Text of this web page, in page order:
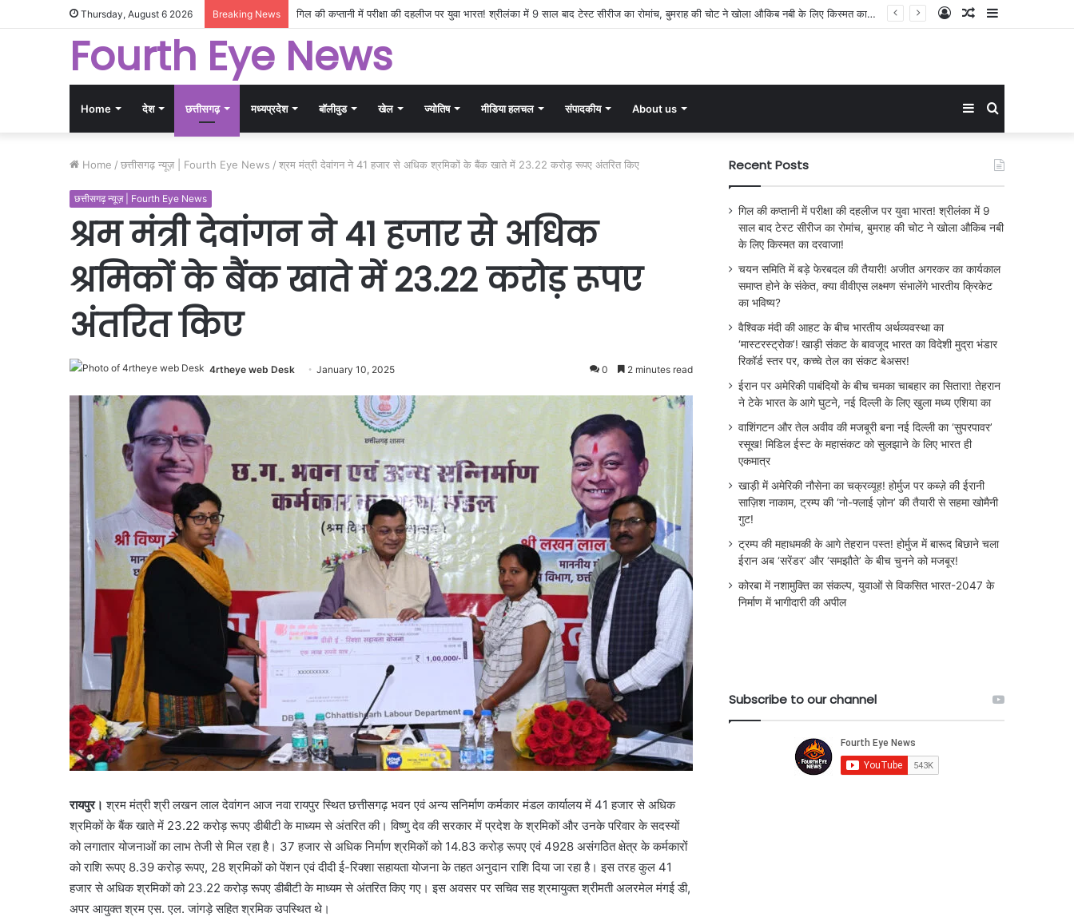
Thursday, August 6 2026 Breaking News चयन समिति में बड़े फेरबदल की तैयारी! अजीत अगरकर का कार्यकाल समाप्त होने के संकेत, क्या वीवीएस लक्ष्मण संभालेंगे भारतीय क्रिकेट का भविष्य? Sidebar
Random
Log
Fourth Eye News
Home देश छत्तीसगढ़ मध्यप्रदेश बॉलीवुड खेल ज्योतिष मीडिया हलचल संपादकीय About us Search
for
Sidebar
Home / छत्तीसगढ़ न्यूज़ | Fourth Eye News / श्रम मंत्री देवांगन ने 41 हजार से अधिक श्रमिकों के बैंक खाते में 23.22 करोड़ रूपए अंतरित किए
छत्तीसगढ़ न्यूज़ | Fourth Eye News
श्रम मंत्री देवांगन ने 41 हजार से अधिक
श्रमिकों के बैंक खाते में 23.22 करोड़ रूपए
अंतरित किए
4rtheye web Desk January 10, 2025 0 2 minutes read
रायपुर।श्रम मंत्री श्री लखन लाल देवांगन आज नवा रायपुर स्थित छत्तीसगढ़ भवन एवं अन्य सनिर्माण कर्मकार मंडल कार्यालय में 41 हजार से अधिक
श्रमिकों के बैंक खाते में 23.22 करोड़ रूपए डीबीटी के माध्यम से अंतरित की। विष्णु देव की सरकार में प्रदेश के श्रमिकों और उनके परिवार के सदस्यों
को लगातार योजनाओं का लाभ तेजी से मिल रहा है। 37 हजार से अधिक निर्माण श्रमिकों को 14.83 करोड़ रूपए एवं 4928 असंगठित क्षेत्र के कर्मकारों
को राशि रूपए 8.39 करोड़ रूपए, 28 श्रमिकों को पेंशन एवं दीदी ई-रिक्शा सहायता योजना के तहत अनुदान राशि दिया जा रहा है। इस तरह कुल 41
हजार से अधिक श्रमिकों को 23.22 करोड़ रूपए डीबीटी के माध्यम से अंतरित किए गए। इस अवसर पर सचिव सह श्रमायुक्त श्रीमती अलरमेल मंगई डी,
अपर आयुक्त श्रम एस. एल. जांगड़े सहित श्रमिक उपस्थित थे।
Recent Posts
गिल की कप्तानी में परीक्षा की दहलीज पर युवा भारत! श्रीलंका में 9
साल बाद टेस्ट सीरीज का रोमांच, बुमराह की चोट ने खोला औकिब नबी
के लिए किस्मत का दरवाजा!
चयन समिति में बड़े फेरबदल की तैयारी! अजीत अगरकर का कार्यकाल
समाप्त होने के संकेत, क्या वीवीएस लक्ष्मण संभालेंगे भारतीय क्रिकेट
का भविष्य?
वैश्विक मंदी की आहट के बीच भारतीय अर्थव्यवस्था का
‘मास्टरस्ट्रोक’! खाड़ी संकट के बावजूद भारत का विदेशी मुद्रा भंडार
रिकॉर्ड स्तर पर, कच्चे तेल का संकट बेअसर!
ईरान पर अमेरिकी पाबंदियों के बीच चमका चाबहार का सितारा! तेहरान
ने टेके भारत के आगे घुटने, नई दिल्ली के लिए खुला मध्य एशिया का
वाशिंगटन और तेल अवीव की मजबूरी बना नई दिल्ली का ‘सुपरपावर’
रसूख! मिडिल ईस्ट के महासंकट को सुलझाने के लिए भारत ही
एकमात्र
खाड़ी में अमेरिकी नौसेना का चक्रव्यूह! होर्मुज पर कब्ज़े की ईरानी
साज़िश नाकाम, ट्रम्प की ‘नो-फ्लाई ज़ोन’ की तैयारी से सहमा खोमैनी
गुट!
ट्रम्प की महाधमकी के आगे तेहरान पस्त! होर्मुज में बारूद बिछाने चला
ईरान अब ‘सरेंडर’ और ‘समझौते’ के बीच चुनने को मजबूर!
कोरबा में नशामुक्ति का संकल्प, युवाओं से विकसित भारत-2047 के
निर्माण में भागीदारी की अपील
Subscribe to our channel